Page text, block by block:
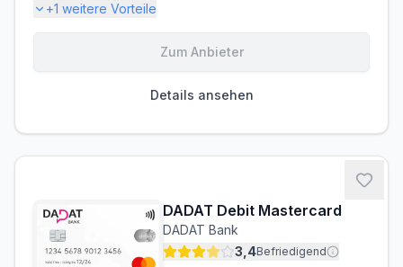
+1 weitere Vorteile
€ 18,00
5 Jahre keine Kartengebühr
ZINSFREIE ZEIT
0 Tage
Zum Anbieter
Details ansehen
DADAT Debit Mastercard
DADAT Bank
3,4Befriedigend